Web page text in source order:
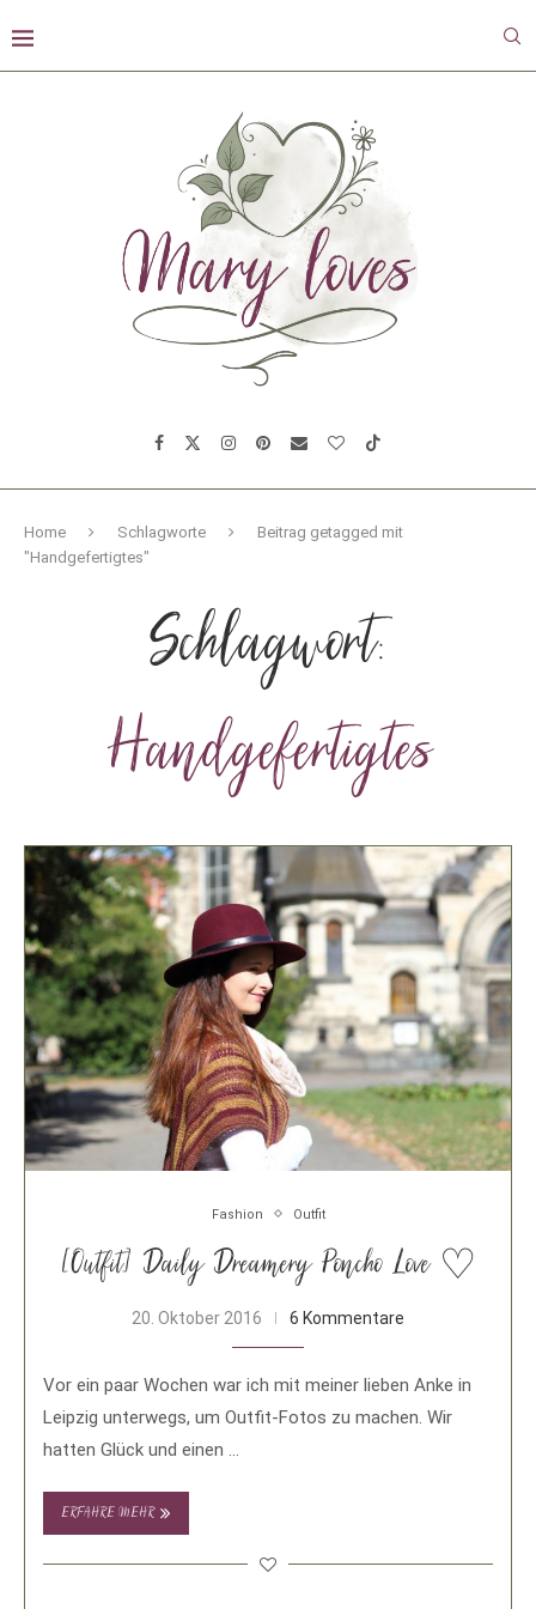
Home Schlagworte
Beitrag getagged mit
"Handgefertigtes"
Schlagwort:
Handgefertigtes
Fashion Outfit
[Outfit] Daily Dreamery Poncho Love ♡
20. Oktober 2016 6 Kommentare
Vor ein paar Wochen war ich mit meiner lieben Anke in
Leipzig unterwegs, um Outfit-Fotos zu machen. Wir
hatten Glück und einen …
ERFAHRE MEHR